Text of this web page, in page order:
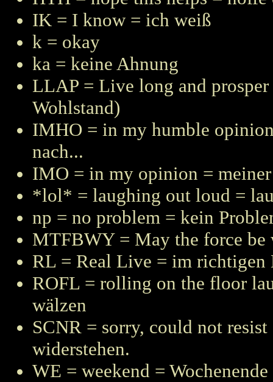
IK = I know = ich weiß
k = okay
ka = keine Ahnung
LLAP = Live long and
Wohlstand)
IMHO = in my humble
nach...
IMO = in my opinion =
*lol* = laughing out loud =
np = no problem = kein
MTFBWY = May the force
RL = Real Live = im richtigen
ROFL = rolling on the floor
wälzen
SCNR = sorry, could not
widerstehen.
WE = weekend = Wochenende